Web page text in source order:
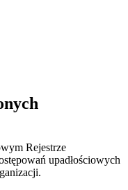
Rejestrze
upadłościowych